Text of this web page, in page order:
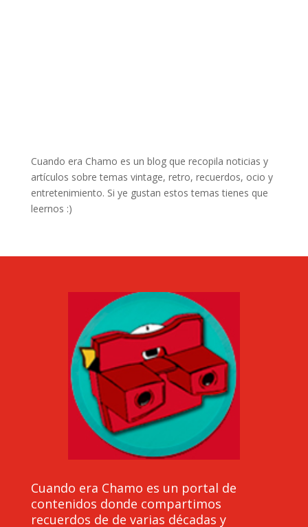
Cuando era Chamo es un blog que recopila noticias y
artículos sobre temas vintage, retro, recuerdos, ocio y
entretenimiento. Si ye gustan estos temas tienes que
leernos :)
Cuando era Chamo es un portal de
contenidos donde compartimos
recuerdos de de varias décadas y